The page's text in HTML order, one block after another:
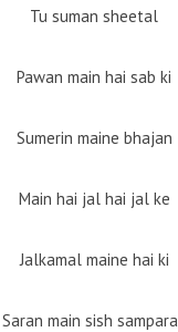
Tu suman sheetal
Pawan main hai sab ki
Sumerin maine bhajan
Main hai jal hai jal ke
Jalkamal maine hai ki
Saran main sish